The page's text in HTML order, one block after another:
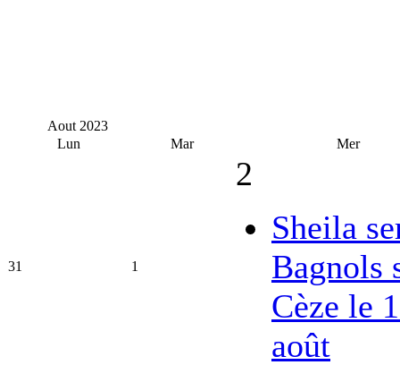
Aout 2023
Lun
Mar Mer
31 1
2
Sheila
Bagnols
Cèze le
août